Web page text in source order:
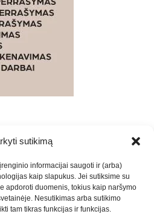
sutikimą
informacijai saugoti ir (arba)
kaip slapukus. Jei sutiksime su
apdoroti duomenis, tokius kaip naršymo
Nesutikimas arba sutikimo
tam tikras funkcijas ir funkcijas.
rašymas, turinio kūrimas,
į mūsų valdomas
Theme: Express News ByAdore